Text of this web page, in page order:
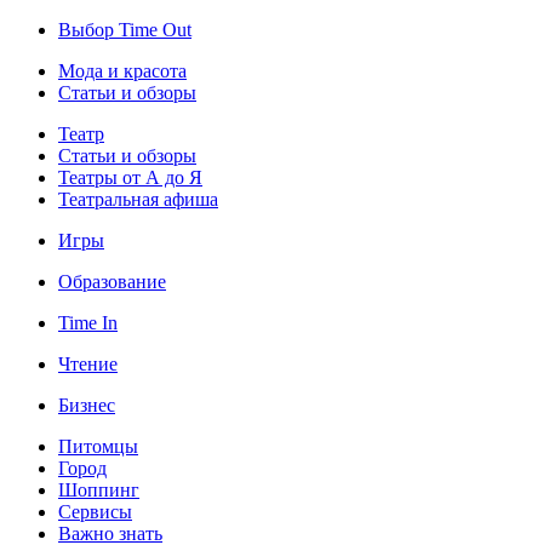
Выбор Time Out
Мода и красота
Статьи и обзоры
Театр
Статьи и обзоры
Театры от А до Я
Театральная афиша
Игры
Образование
Time In
Чтение
Бизнес
Питомцы
Город
Шоппинг
Сервисы
Важно знать